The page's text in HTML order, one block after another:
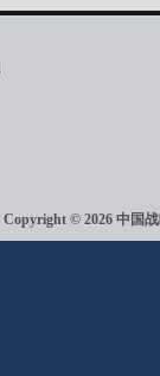
Copyright © 2026 中国